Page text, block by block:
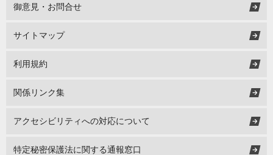
御意見・お問合せ
サイトマップ
利用規約
関係リンク集
アクセシビリティへの対応について
特定秘密保護法に関する通報窓口